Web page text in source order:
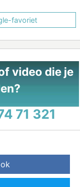
favoriet
video die je
71 321